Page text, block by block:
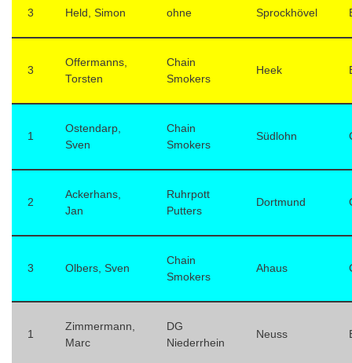
3 Held, Simon ohne Sprockhövel
3
Offermanns,
Torsten
Chain
Smokers
Heek
1
Ostendarp,
Sven
Chain
Smokers
Südlohn
2
Ackerhans,
Jan
Ruhrpott
Putters
Dortmund
3 Olbers, Sven
Chain
Smokers
Ahaus
1
Zimmermann,
Marc
DG
Niederrhein
Neuss